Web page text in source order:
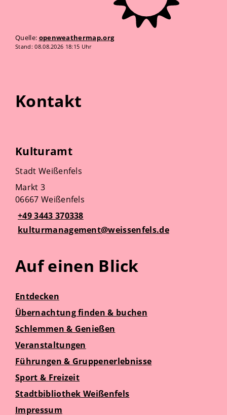
Quelle: openweathermap.org
Stand: 08.08.2026 18:15 Uhr
Kontakt
Kulturamt
Stadt Weißenfels
Markt 3
06667 Weißenfels
+49 3443 370338
kulturmanagement@weissenfels.de
Auf einen Blick
Entdecken
Übernachtung finden & buchen
Schlemmen & Genießen
Veranstaltungen
Führungen & Gruppenerlebnisse
Sport & Freizeit
Stadtbibliothek Weißenfels
Impressum